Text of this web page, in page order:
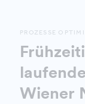
PROZESSE
Wiener